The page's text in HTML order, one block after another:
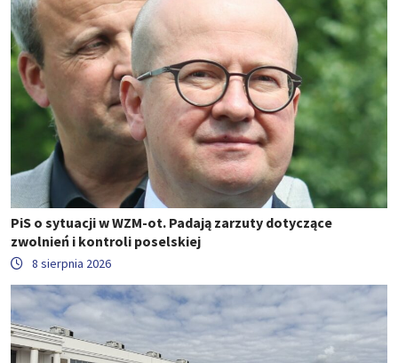
PiS o sytuacji w WZM-ot. Padają zarzuty dotyczące
zwolnień i kontroli poselskiej
8 sierpnia 2026